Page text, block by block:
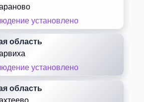
установлено
область
установлено
область